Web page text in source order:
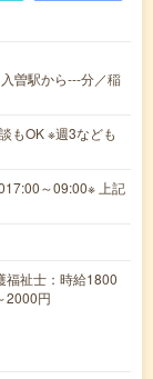
曽駅から---分／稲
もOK ※週3なども
～09:00※ 上記
福祉士：時給1800
2000円